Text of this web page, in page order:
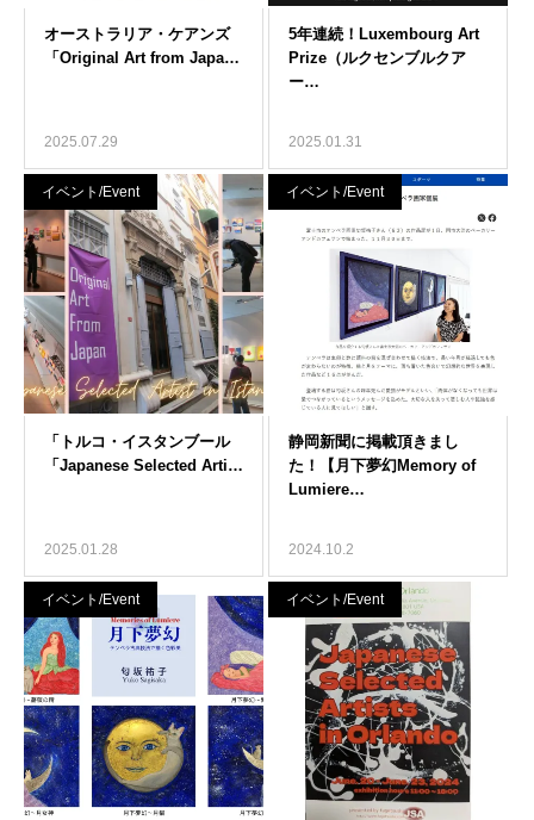
2025.07.29 2025.01.31
イベント/Event
2025.01.28
イベント/Event
2024.10.2
イベント/Event イベント/Event